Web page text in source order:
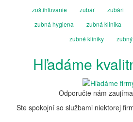
zoštíhľovanie
zubár zubári
zubná hygiena
zubná klinika
zubné kliniky
Hľadáme
Odporučte nám
Ste spokojní so službami niektorej